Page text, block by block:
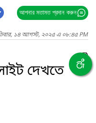
আপনার মতামত প্রদান করুন
১৪ আগস্ট, ২০২৫ এ ০৮:৪৫ PM
দেখতে